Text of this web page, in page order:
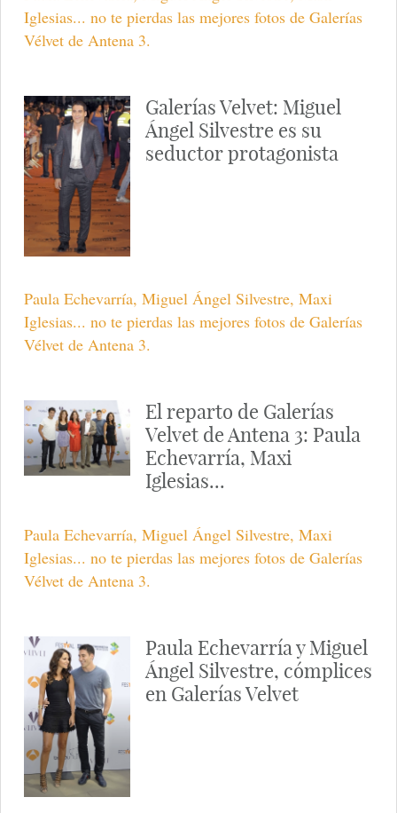
Iglesias... no te pierdas las mejores fotos de Galerías
Vélvet de Antena 3.
Galerías Velvet: Miguel
Ángel Silvestre es su
seductor protagonista
Paula Echevarría, Miguel Ángel Silvestre, Maxi
Iglesias... no te pierdas las mejores fotos de Galerías
Vélvet de Antena 3.
El reparto de Galerías
Velvet de Antena 3: Paula
Echevarría, Maxi
Iglesias...
Paula Echevarría, Miguel Ángel Silvestre, Maxi
Iglesias... no te pierdas las mejores fotos de Galerías
Vélvet de Antena 3.
Paula Echevarría y Miguel
Ángel Silvestre, cómplices
en Galerías Velvet